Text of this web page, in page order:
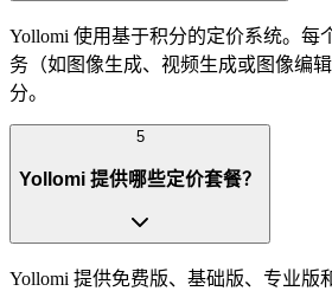
Yollomi 使用基于积分的定价系统。每
务（如图像生成、视频生成或图像编
分。
5
Yollomi 提供哪些定价套餐？
Yollomi 提供免费版、基础版、专业版